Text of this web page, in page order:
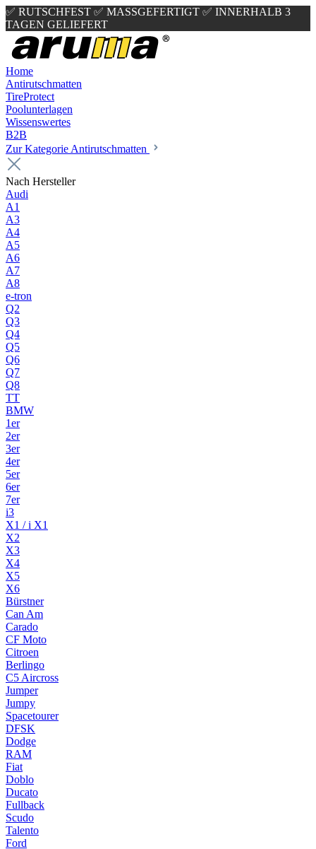
✅ RUTSCHFEST ✅ MASSGEFERTIGT ✅ INNERHALB 3
TAGEN GELIEFERT
Home
Antirutschmatten
TireProtect
Poolunterlagen
Wissenswertes
B2B
Zur Kategorie Antirutschmatten
Nach Hersteller
Audi
A1
A3
A4
A5
A6
A7
A8
e-tron
Q2
Q3
Q4
Q5
Q6
Q7
Q8
TT
BMW
1er
2er
3er
4er
5er
6er
7er
i3
X1 / i X1
X2
X3
X4
X5
X6
Bürstner
Can Am
Carado
CF Moto
Citroen
Berlingo
C5 Aircross
Jumper
Jumpy
Spacetourer
DFSK
Dodge
RAM
Fiat
Doblo
Ducato
Fullback
Scudo
Talento
Ford